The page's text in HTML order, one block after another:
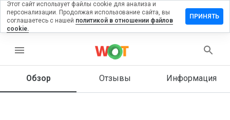
menu
Обзор Отзывы Информация
на
Этот сайт использует файлы cookie для анализа и
персонализации. Продолжая использование сайта, вы
соглашаетесь с нашей политикой в отношении файлов
cookie.
ПРИНЯТЬ